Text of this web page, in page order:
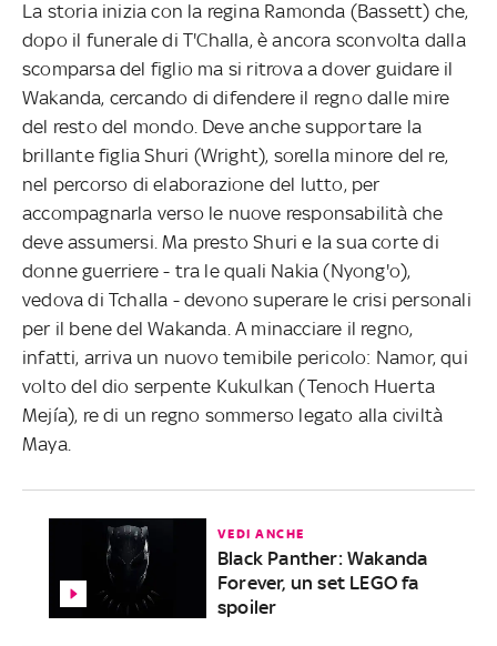
La storia inizia con la regina Ramonda (Bassett) che,
dopo il funerale di T'Challa, è ancora sconvolta dalla
scomparsa del figlio ma si ritrova a dover guidare il
Wakanda, cercando di difendere il regno dalle mire
del resto del mondo. Deve anche supportare la
brillante figlia Shuri (Wright), sorella minore del re,
nel percorso di elaborazione del lutto, per
accompagnarla verso le nuove responsabilità che
deve assumersi. Ma presto Shuri e la sua corte di
donne guerriere - tra le quali Nakia (Nyong'o),
vedova di Tchalla - devono superare le crisi personali
per il bene del Wakanda. A minacciare il regno,
infatti, arriva un nuovo temibile pericolo: Namor, qui
volto del dio serpente Kukulkan (Tenoch Huerta
Mejía), re di un regno sommerso legato alla civiltà
Maya.
VEDI ANCHE
Black Panther: Wakanda
Forever, un set LEGO fa
spoiler